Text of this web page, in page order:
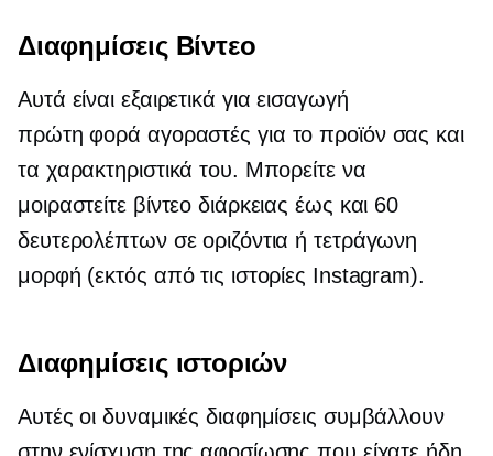
Διαφημίσεις Βίντεο
Αυτά είναι εξαιρετικά για εισαγωγή
πρώτη φορά αγοραστές για το προϊόν σας και
τα χαρακτηριστικά του. Μπορείτε να
μοιραστείτε βίντεο διάρκειας έως και 60
δευτερολέπτων σε οριζόντια ή τετράγωνη
μορφή (εκτός από τις ιστορίες Instagram).
Διαφημίσεις ιστοριών
Αυτές οι δυναμικές διαφημίσεις συμβάλλουν